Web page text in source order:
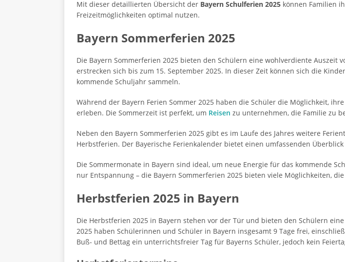
Mit dieser detaillierten Übersicht der Bayern Schulferien 2025 können Familien
Freizeitmöglichkeiten optimal nutzen.
Bayern Sommerferien 2025
Die Bayern Sommerferien 2025 bieten den Schülern eine wohlverdiente Auszeit
erstrecken sich bis zum 15. September 2025. In dieser Zeit können sich die
kommende Schuljahr sammeln.
Während der Bayern Ferien Sommer 2025 haben die Schüler die Möglichkeit,
erleben. Die Sommerzeit ist perfekt, um Reisen zu unternehmen, die Familie zu
Neben den Bayern Sommerferien 2025 gibt es im Laufe des Jahres weitere
Herbstferien. Der Bayerische Ferienkalender bietet einen umfassenden
Die Sommermonate in Bayern sind ideal, um neue Energie für das kommende
nur Entspannung – die Bayern Sommerferien 2025 bieten viele Möglichkeiten,
Herbstferien 2025 in Bayern
Die Herbstferien 2025 in Bayern stehen vor der Tür und bieten den Schülern
2025 haben Schülerinnen und Schüler in Bayern insgesamt 9 Tage frei,
Buß- und Bettag ein unterrichtsfreier Tag für Bayerns Schüler, jedoch kein